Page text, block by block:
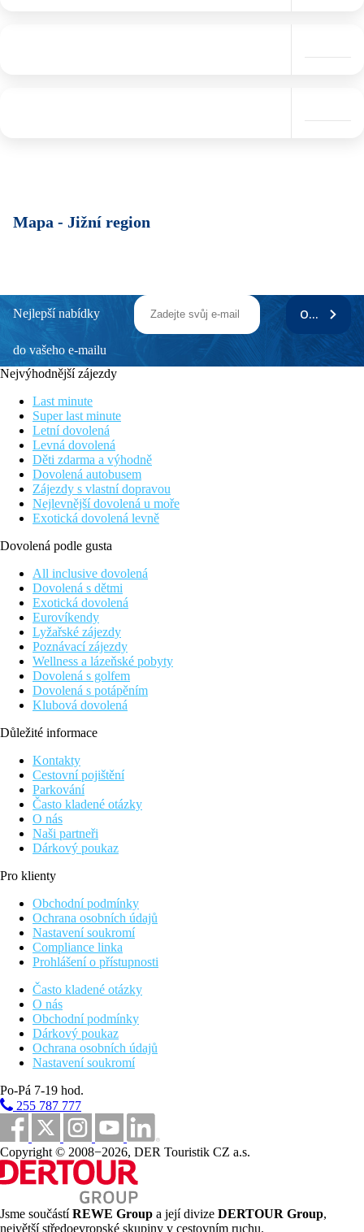
Mapa - Jižní region
Nejlepší nabídky
do vašeho e-mailu
ODEBÍRAT
Nejvýhodnější zájezdy
Last minute
Super last minute
Letní dovolená
Levná dovolená
Děti zdarma a výhodně
Dovolená autobusem
Zájezdy s vlastní dopravou
Nejlevnější dovolená u moře
Exotická dovolená levně
Dovolená podle gusta
All inclusive dovolená
Dovolená s dětmi
Exotická dovolená
Eurovíkendy
Lyžařské zájezdy
Poznávací zájezdy
Wellness a lázeňské pobyty
Dovolená s golfem
Dovolená s potápěním
Klubová dovolená
Důležité informace
Kontakty
Cestovní pojištění
Parkování
Často kladené otázky
O nás
Naši partneři
Dárkový poukaz
Pro klienty
Obchodní podmínky
Ochrana osobních údajů
Nastavení soukromí
Compliance linka
Prohlášení o přístupnosti
Často kladené otázky
O nás
Obchodní podmínky
Dárkový poukaz
Ochrana osobních údajů
Nastavení soukromí
Po-Pá 7-19 hod.
255 787 777
Copyright © 2008−2026, DER Touristik CZ a.s.
Jsme součástíREWE Group a její divize DERTOUR Group,
největší středoevropské skupiny v cestovním ruchu.